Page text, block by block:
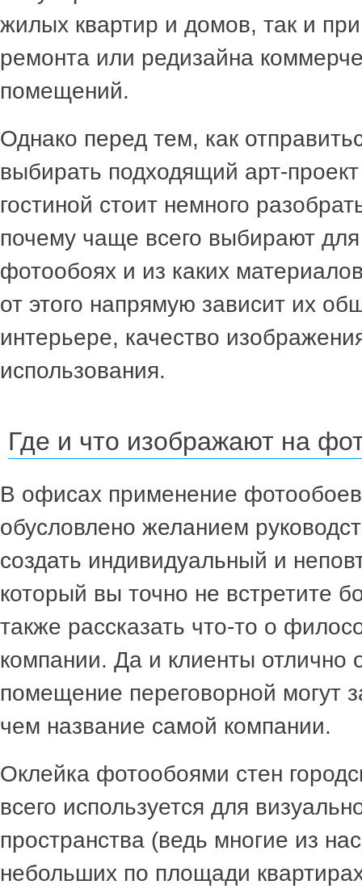
жилых квартир и домов, так и
ремонта или редизайна
помещений.
Однако перед тем, как
выбирать подходящий арт-
гостиной стоит немного
почему чаще всего выбирают
фотообоях и из каких
от этого напрямую зависит их
интерьере, качество
использования.
Где и что изображают на
В офисах применение
обусловлено желанием
создать индивидуальный и
который вы точно не встретите
также рассказать что-то о
компании. Да и клиенты
помещение переговорной могут
чем название самой компании.
Оклейка фотообоями стен
всего используется для
пространства (ведь многие из
небольших по площади